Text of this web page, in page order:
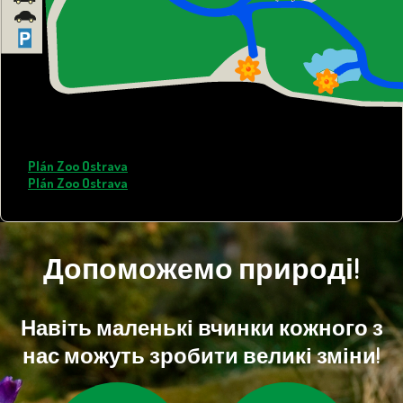
Plán Zoo Ostrava
Plán Zoo Ostrava
Допоможемо природі!
Навіть маленькі вчинки кожного з
нас можуть зробити великі зміни!